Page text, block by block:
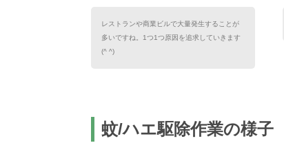
レストランや商業ビルで大量発生することが
多いですね。1つ1つ原因を追求していきます
(^ ^)
蚊/ハエ駆除作業の様子